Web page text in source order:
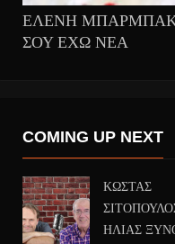
ΕΛΕΝΗ
ΣΟΥ ΕΧΩ ΝΕΑ
COMING UP NEXT
ΚΩΣΤΑΣ
ΗΛΙΑΣ